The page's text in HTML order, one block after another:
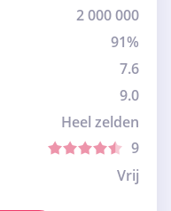
2 000 000
91%
7.6
9.0
Heel zelden
9
Vrij